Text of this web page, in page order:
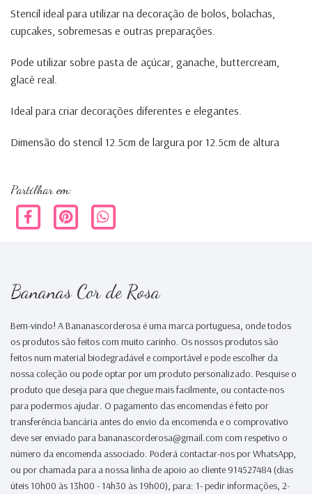
Stencil ideal para utilizar na decoração de bolos, bolachas,
cupcakes, sobremesas e outras preparações.
Pode utilizar sobre pasta de açúcar, ganache, buttercream,
glacê real.
Ideal para criar decorações diferentes e elegantes.
Dimensão do stencil 12.5cm de largura por 12.5cm de altura
Partilhar em:
Bananas Cor de Rosa
Bem-vindo! A Bananascorderosa é uma marca portuguesa, onde todos
os produtos são feitos com muito carinho. Os nossos produtos são
feitos num material biodegradável e comportável e pode escolher da
nossa coleção ou pode optar por um produto personalizado. Pesquise o
produto que deseja para que chegue mais facilmente, ou contacte-nos
para podermos ajudar. O pagamento das encomendas é feito por
transferência bancária antes do envio da encomenda e o comprovativo
deve ser enviado para bananascorderosa@gmail.com com respetivo o
número da encomenda associado. Poderá contactar-nos por WhatsApp,
ou por chamada para a nossa linha de apoio ao cliente 914527484 (dias
úteis 10h00 às 13h00 - 14h30 às 19h00), para: 1- pedir informações, 2-